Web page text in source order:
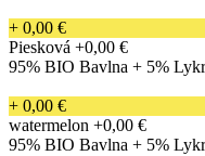
+ 0,00 €
Piesková +0,00 €
95% BIO Bavlna + 5%
+ 0,00 €
watermelon +0,00 €
95% BIO Bavlna + 5%